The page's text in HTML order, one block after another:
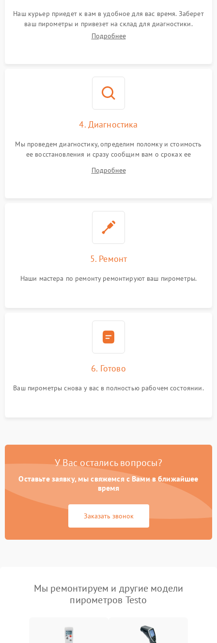
Наш курьер приедет к вам в удобное для вас время. Заберет
ваш пирометры и привезет на склад для диагностики.
Подробнее
4. Диагностика
Мы проведем диагностику, определим поломку и стоимость
ее восстановления и сразу сообщим вам о сроках ее
Подробнее
5. Ремонт
Наши мастера по ремонту ремонтируют ваш пирометры.
6. Готово
Ваш пирометры снова у вас в полностью рабочем состоянии.
У Вас остались вопросы?
Оставьте заявку, мы свяжемся с Вами в ближайшее
время
Заказать звонок
Мы ремонтируем и другие модели
пирометров Testo